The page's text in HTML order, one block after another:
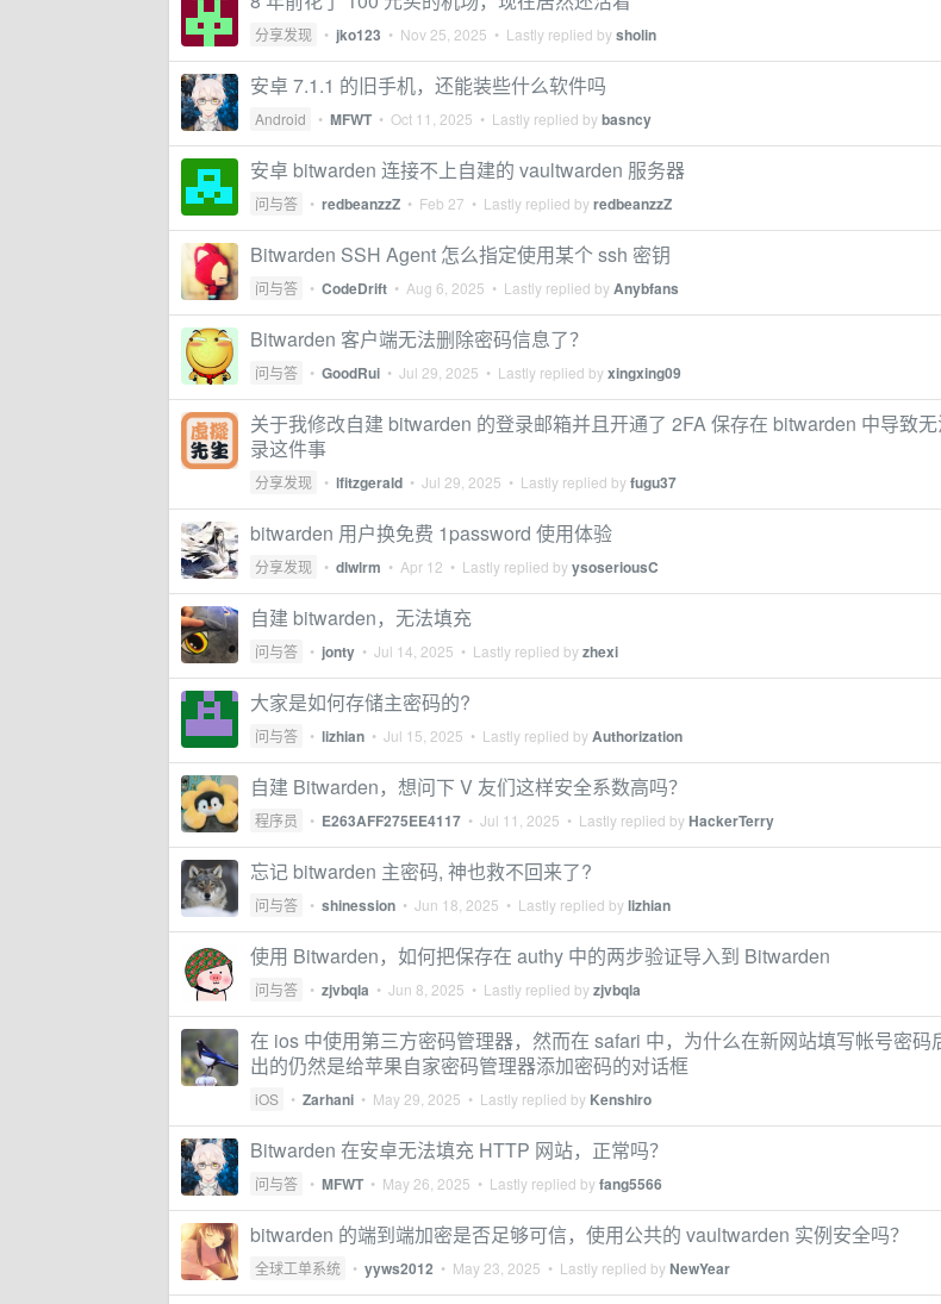
分享发现 • jko123 • Nov 25, 2025 • Lastly replied bysholin
安卓 7.1.1 的旧手机，还能装些什么软件吗
Android • MFWT • Oct 11, 2025 • Lastly replied bybasncy
安卓 bitwarden 连接不上自建的 vaultwarden 服务器
问与答 • redbeanzzZ • Feb 27 • Lastly replied byredbeanzzZ
Bitwarden SSH Agent 怎么指定使用某个 ssh 密钥
问与答 • CodeDrift • Aug 6, 2025 • Lastly replied byAnybfans
Bitwarden 客户端无法删除密码信息了？
问与答 • GoodRui • Jul 29, 2025 • Lastly replied byxingxing09
关于我修改自建 bitwarden 的登录邮箱并且开通了 2FA 保存在 bitwarden 中导致
录这件事
分享发现 • lfitzgerald • Jul 29, 2025 • Lastly replied byfugu37
bitwarden 用户换免费 1password 使用体验
分享发现 • dlwlrm • Apr 12 • Lastly replied byysoseriousC
自建 bitwarden，无法填充
问与答 • jonty • Jul 14, 2025 • Lastly replied byzhexi
大家是如何存储主密码的?
问与答 • lizhian • Jul 15, 2025 • Lastly replied byAuthorization
自建 Bitwarden，想问下 V 友们这样安全系数高吗？
程序员 • E263AFF275EE4117 • Jul 11, 2025 • Lastly replied byHackerTerry
忘记 bitwarden 主密码, 神也救不回来了?
问与答 • shinession • Jun 18, 2025 • Lastly replied bylizhian
使用 Bitwarden，如何把保存在 authy 中的两步验证导入到 Bitwarden
问与答 • zjvbqla • Jun 8, 2025 • Lastly replied byzjvbqla
在 ios 中使用第三方密码管理器，然而在 safari 中，为什么在新网站填写帐号密码
出的仍然是给苹果自家密码管理器添加密码的对话框
iOS • Zarhani • May 29, 2025 • Lastly replied by Kenshiro
Bitwarden 在安卓无法填充 HTTP 网站，正常吗？
问与答 • MFWT • May 26, 2025 • Lastly replied byfang5566
bitwarden 的端到端加密是否足够可信，使用公共的 vaultwarden 实例安全吗？
全球工单系统 • yyws2012 • May 23, 2025 • Lastly replied byNewYear